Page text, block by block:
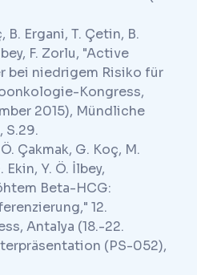
B. Ergani, T. Çetin, B.
F. Zorlu, "Active
bei niedrigem Risiko für
Kongress,
2015), Mündliche
S.29.
Çakmak, G. Koç, M.
Ekin, Y. Ö. İlbey,
Beta-HCG:
12.
Antalya (18.-22.
(PS-052),